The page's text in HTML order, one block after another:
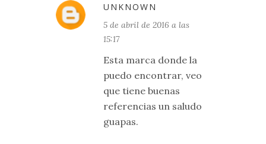
UNKNOWN
5 de abril de 2016 a las
15:17
Esta marca donde la
puedo encontrar, veo
que tiene buenas
referencias un saludo
guapas.